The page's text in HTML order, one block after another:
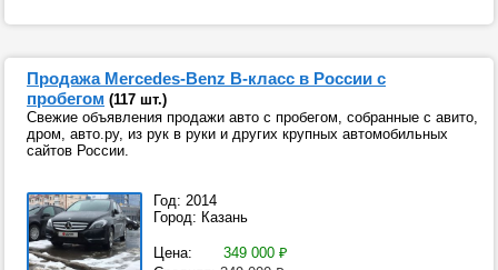
Продажа Mercedes-Benz B-класс в России с
пробегом (117 шт.)
Свежие объявления продажи авто с пробегом, собранные с авито,
дром, авто.ру, из рук в руки и других крупных автомобильных
сайтов России.
Год: 2014
Город: Казань
Цена: 349 000 ₽